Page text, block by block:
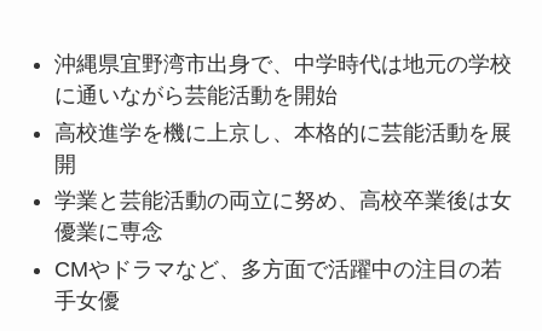
沖縄県宜野湾市出身で、中学時代は地元の学校
に通いながら芸能活動を開始
高校進学を機に上京し、本格的に芸能活動を展
開
学業と芸能活動の両立に努め、高校卒業後は女
優業に専念
CMやドラマなど、多方面で活躍中の注目の若
手女優